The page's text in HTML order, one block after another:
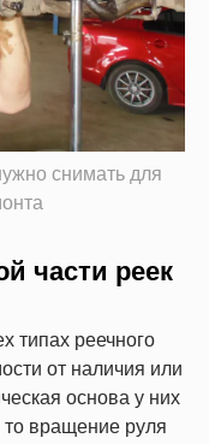
снимать для
части реек
типах реечного
от наличия или
основа у них
то вращение руля